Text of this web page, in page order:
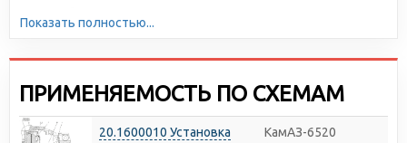
логистика позволяют снижать себестоимость и делать
Показать полностью...
ПРИМЕНЯЕМОСТЬ ПО СХЕМАМ
20.1600010 Установка
КамАЗ-6520